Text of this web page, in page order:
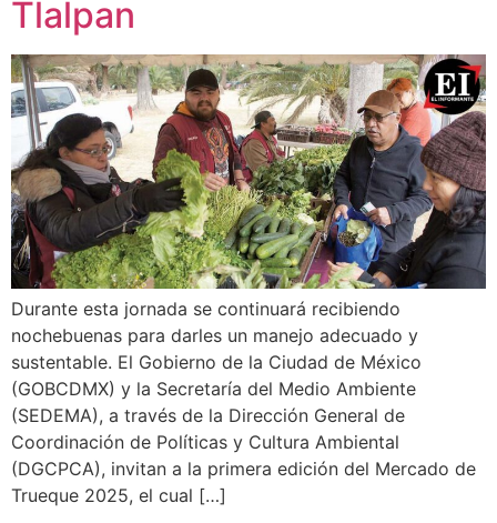
Tlalpan
Durante esta jornada se continuará recibiendo
nochebuenas para darles un manejo adecuado y
sustentable. El Gobierno de la Ciudad de México
(GOBCDMX) y la Secretaría del Medio Ambiente
(SEDEMA), a través de la Dirección General de
Coordinación de Políticas y Cultura Ambiental
(DGCPCA), invitan a la primera edición del Mercado de
Trueque 2025, el cual […]